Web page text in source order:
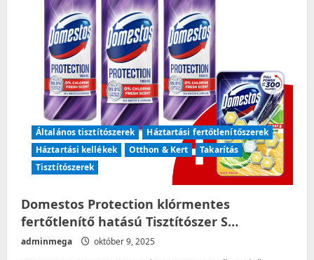
Általános tisztítószerek
Háztartási fertőtlenítőszerek
Háztartási kellékek
Otthon & Kert
Takarítás
Tisztítószerek
Domestos Protection klórmentes
fertőtlenítő hatású Tisztítószer S…
adminmega október 9, 2025